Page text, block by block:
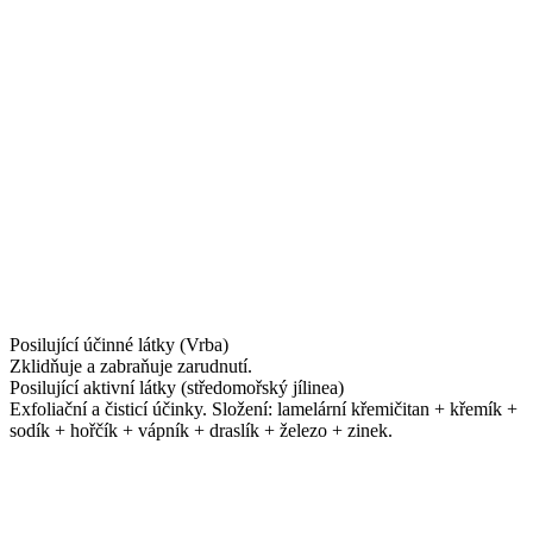
Posilující účinné látky (Vrba)
Zklidňuje a zabraňuje zarudnutí.
Posilující aktivní látky (středomořský jílinea)
Exfoliační a čisticí účinky. Složení: lamelární křemičitan + křemík +
sodík + hořčík + vápník + draslík + železo + zinek.